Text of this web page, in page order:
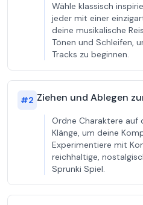
Wähle klassisch
jeder mit einer
deine musikalische
Tönen und Schleifen,
Tracks zu beginnen.
#2 Ziehen und Ablegen
Ordne Charaktere auf
Klänge, um deine
Experimentiere mit
reichhaltige,
Sprunki Spiel.